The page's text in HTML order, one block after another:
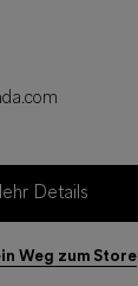
Details
Weg zum Store